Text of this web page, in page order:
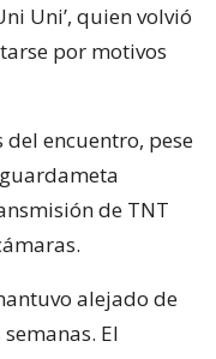
Uni’, quien volvió
por motivos
encuentro, pese
de TNT
alejado de
El